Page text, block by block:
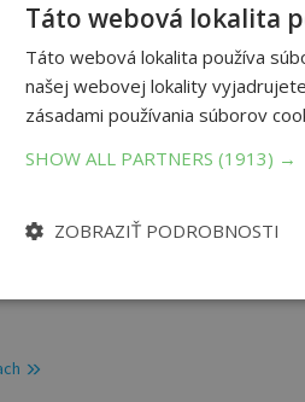
aktívne biogénne látky dôležité pre
predísť mnohým akútnym a
po slivky – všetko o liečivých a vitálnych
chutné raňajky, hlavné jedlá, polievky,
Počet strán:
Hmotnosť:
Táto webová lokalita
Táto webová lokalita používa
našej webovej lokality
zásadami používania súborov
SHOW ALL PARTNERS (1913) →
ZOBRAZIŤ PODROBNOSTI